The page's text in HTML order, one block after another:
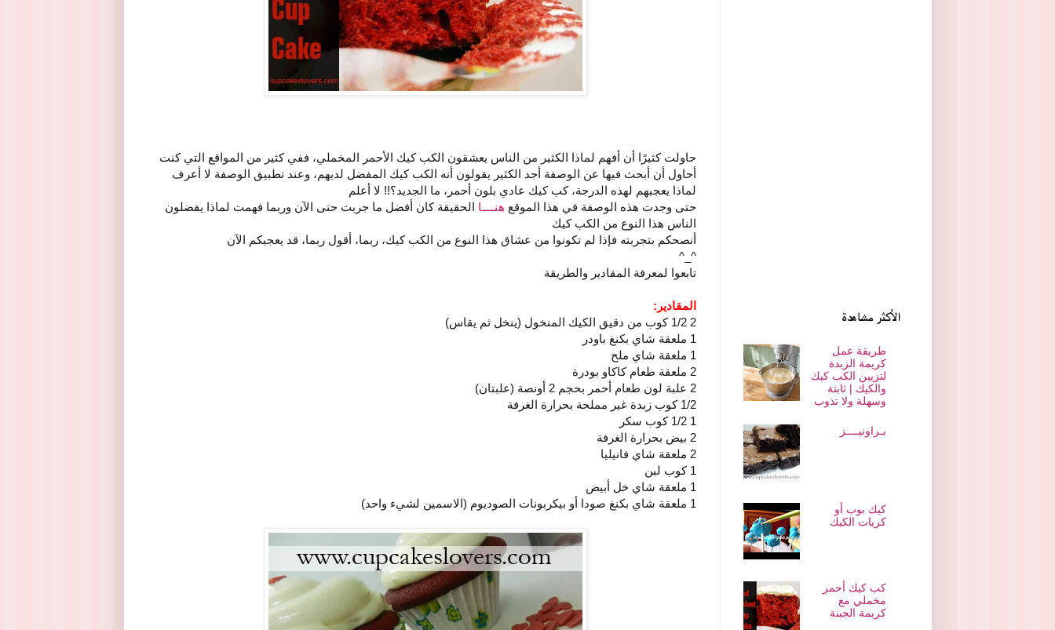
حاولت كثيرًا أن أفهم لماذا الكثير من الناس يعشقون الكب كيك الأحمر المخملي، ففي كثير من المواقع التي كنت
أحاول أن أبحث فيها عن الوصفة أجد الكثير يقولون أنه الكب كيك المفضل لديهم، وعند تطبيق الوصفة لا أعرف
لماذا يعجبهم لهذه الدرجة، كب كيك عادي بلون أحمر، ما الجديد؟!! لا أعلم
حتى وجدت هذه الوصفة في هذا الموقع هنــــا الحقيقة كان أفضل ما جربت حتى الآن وربما فهمت لماذا يفضلون
الناس هذا النوع من الكب كيك
أنصحكم بتجربته فإذا لم تكونوا من عشاق هذا النوع من الكب كيك، ربما، أقول ربما، قد يعجبكم الآن
^_^
تابعوا لمعرفة المقادير والطريقة
المقادير:
2 1/2 كوب من دقيق الكيك المنخول (ينخل ثم يقاس)
1 ملعقة شاي بكنغ باودر
1 ملعقة شاي ملح
2 ملعقة طعام كاكاو بودرة
2 علبة لون طعام أحمر بحجم 2 أونصة (علبتان)
1/2 كوب زبدة غير مملحة بحرارة الغرفة
1 1/2 كوب سكر
2 بيض بحرارة الغرفة
2 ملعقة شاي فانيليا
1 كوب لبن
1 ملعقة شاي خل أبيض
1 ملعقة شاي بكنغ صودا أو بيكربونات الصوديوم (الاسمين لشيء واحد)
الأكثر مشاهدة
طريقة عمل
كريمة الزبدة
لتزيين الكب كيك
والكيك | ثابتة
وسهلة ولا تذوب
بـراونيــــز
كيك بوب أو
كريات الكيك
كب كيك أحمر
مخملي مع
كريمة الجبنة